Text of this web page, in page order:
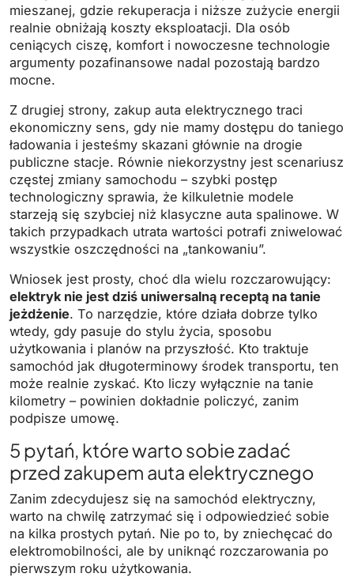
mieszanej, gdzie rekuperacja i niższe zużycie energii
realnie obniżają koszty eksploatacji. Dla osób
ceniących ciszę, komfort i nowoczesne technologie
argumenty pozafinansowe nadal pozostają bardzo
mocne.
Z drugiej strony, zakup auta elektrycznego traci
ekonomiczny sens, gdy nie mamy dostępu do taniego
ładowania i jesteśmy skazani głównie na drogie
publiczne stacje. Równie niekorzystny jest scenariusz
częstej zmiany samochodu – szybki postęp
technologiczny sprawia, że kilkuletnie modele
starzeją się szybciej niż klasyczne auta spalinowe. W
takich przypadkach utrata wartości potrafi zniwelować
wszystkie oszczędności na „tankowaniu”.
Wniosek jest prosty, choć dla wielu rozczarowujący:
elektryk nie jest dziś uniwersalną receptą na tanie
jeżdżenie. To narzędzie, które działa dobrze tylko
wtedy, gdy pasuje do stylu życia, sposobu
użytkowania i planów na przyszłość. Kto traktuje
samochód jak długoterminowy środek transportu, ten
może realnie zyskać. Kto liczy wyłącznie na tanie
kilometry – powinien dokładnie policzyć, zanim
podpisze umowę.
5 pytań, które warto sobie zadać
przed zakupem auta elektrycznego
Zanim zdecydujesz się na samochód elektryczny,
warto na chwilę zatrzymać się i odpowiedzieć sobie
na kilka prostych pytań. Nie po to, by zniechęcać do
elektromobilności, ale by uniknąć rozczarowania po
pierwszym roku użytkowania.